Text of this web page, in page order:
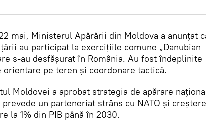
mai, Ministerul Apărării din Moldova a anunțat
au participat la exercițiile comune „Danubian
s-au desfășurat în România. Au fost îndeplinite
orientare pe teren și coordonare tactică.
Moldovei a aprobat strategia de apărare
prevede un parteneriat strâns cu NATO și
la 1% din PIB până în 2030.